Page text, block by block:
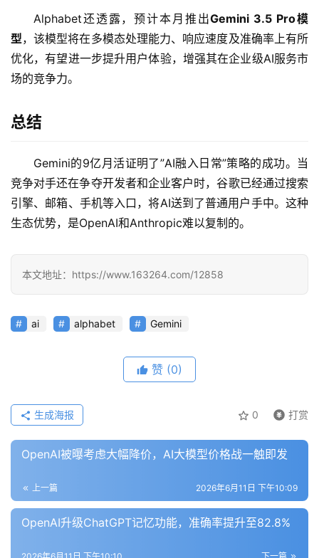
开
源
目
用
好
文
模
型
报
登录
Alphabet还透露，预计本月推出Gemini 3.5 Pro模
型，该模型将在多模态处理能力、响应速度及准确率上有所
优化，有望进一步提升用户体验，增强其在企业级AI服务市
场的竞争力。
总结
Gemini的9亿月活证明了”AI融入日常”策略的成功。当
竞争对手还在争夺开发者和企业客户时，谷歌已经通过搜索
引擎、邮箱、手机等入口，将AI送到了普通用户手中。这种
生态优势，是OpenAI和Anthropic难以复制的。
本文地址：https://www.163264.com/12858
ai alphabet Gemini
赞 (0)
0 打赏
生成海报
OpenAI被曝考虑大幅降价，AI大模型价格战一触即发
上一篇 2026年6月11日 下午10:09
OpenAI升级ChatGPT记忆功能，准确率提升至82.8%